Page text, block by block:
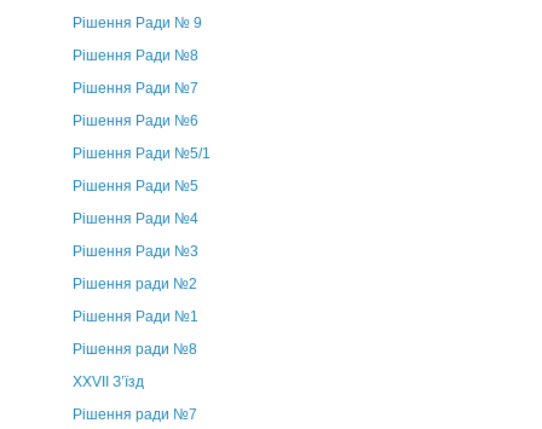
Рішення Ради № 9
Рішення Ради №8
Рішення Ради №7
Рішення Ради №6
Рішення Ради №5/1
Рішення Ради №5
Рішення Ради №4
Рішення Ради №3
Рішення ради №2
Рішення Ради №1
Рішення ради №8
ХХVII З’їзд
Рішення ради №7